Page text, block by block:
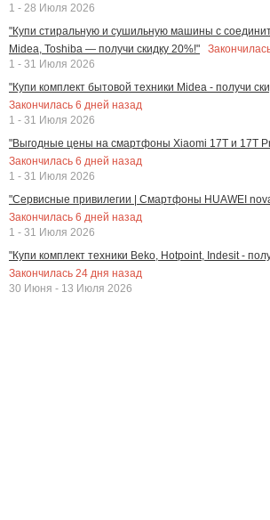
1 - 28 Июля 2026
"Купи стиральную и сушильную машины с
Midea, Toshiba — получи скидку 20%!"
1 - 31 Июля 2026
"Купи комплект бытовой техники Midea - получи
Закончилась 6 дней назад
1 - 31 Июля 2026
"Выгодные цены на смартфоны Xiaomi 17T и 17T
Закончилась 6 дней назад
1 - 31 Июля 2026
"Сервисные привилегии | Смартфоны HUAWEI
Закончилась 6 дней назад
1 - 31 Июля 2026
"Купи комплект техники Beko, Hotpoint, Indesit -
Закончилась 24 дня назад
30 Июня - 13 Июля 2026